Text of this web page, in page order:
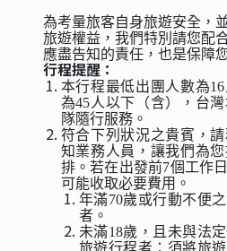
為考量旅客自身旅遊安全，
旅遊權益，我們特別請您配
應盡告知的責任，也是保障
行程提醒：
本行程最低出團人數為
為45人以下（含），台
隊隨行服務。
符合下列狀況之貴賓，
知業務人員，讓我們為
排。若在出發前7個工作
可能收取必要費用。
年滿70歲或行動不便
者。
未滿18歲，且未與法
旅遊行程者：須將旅